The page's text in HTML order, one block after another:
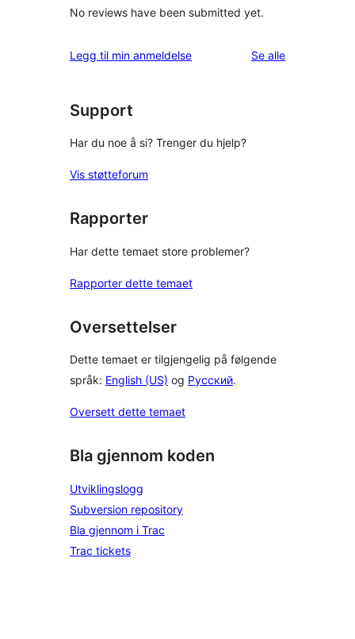
No reviews have been submitted yet.
Legg til min anmeldelse Se alleomtalene
Support
Har du noe å si? Trenger du hjelp?
Vis støtteforum
Rapporter
Har dette temaet store problemer?
Rapporter dette temaet
Oversettelser
Dette temaet er tilgjengelig på følgende
språk: English (US) og Русский.
Oversett dette temaet
Bla gjennom koden
Utviklingslogg
Subversion repository
Bla gjennom i Trac
Trac tickets